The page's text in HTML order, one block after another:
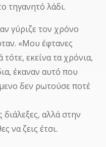
τηγανητό λάδι.
γύριζε τον χρόνο
«Μου έφτανες
εκείνα τα χρόνια,
έκαναν αυτό που
δεν ρωτούσε ποτέ
αλλά στην
να ζεις έτσι.